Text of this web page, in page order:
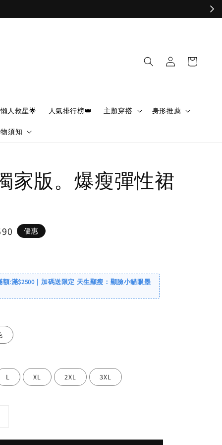
懶人救星🌟 人氣排行榜👑 主題穿搭 身形推薦
須知
家版。爆瘦彈性裙
優惠
額:滿$2500｜加碼送限定 天生顯瘦：顯臉小貓眼墨
L XL 2XL 3XL